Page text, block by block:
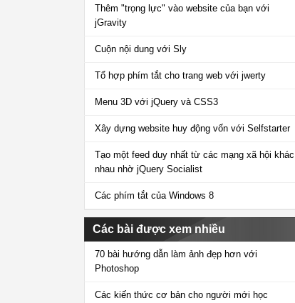
Thêm "trọng lực" vào website của bạn với
jGravity
Cuộn nội dung với Sly
Tổ hợp phím tắt cho trang web với jwerty
Menu 3D với jQuery và CSS3
Xây dựng website huy động vốn với Selfstarter
Tạo một feed duy nhất từ các mạng xã hội khác
nhau nhờ jQuery Socialist
Các phím tắt của Windows 8
Các bài được xem nhiều
70 bài hướng dẫn làm ảnh đẹp hơn với
Photoshop
Các kiến thức cơ bản cho người mới học